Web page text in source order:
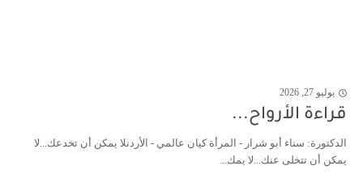
يوليو 27, 2026
قراءة الأرواح...
الدكتورة: سناء أبو شرار - المرأة كيان عالمي - الأردنلا يمكن أن تخدعك...لا
يمكن أن تتخلى عنك...لا يمك...